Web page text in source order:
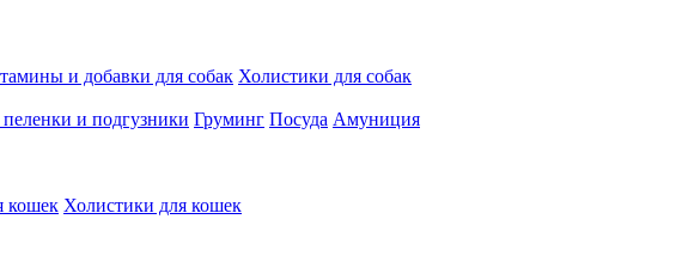
и добавки для собак Холистики для собак
и подгузники Груминг Посуда Амуниция
кошек Холистики для кошек